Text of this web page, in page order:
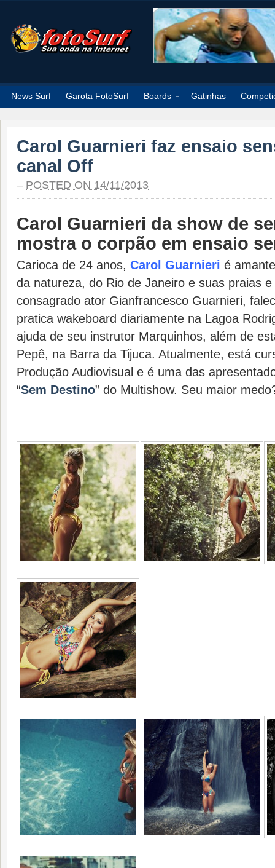
News Surf Garota FotoSurf Boards Gatinhas
Carol Guarnieri faz ensaio
canal Off
– POSTED ON 14/11/2013
Carol Guarnieri da show de
mostra o corpão em ensaio
Carioca de 24 anos, Carol Guarnieri é
da natureza, do Rio de Janeiro e suas praias
consagrado ator Gianfrancesco Guarnieri,
pratica wakeboard diariamente na Lagoa
ajuda de seu instrutor Marquinhos, além de
Pepê, na Barra da Tijuca. Atualmente, está
Produção Audiovisual e é uma das
“Sem Destino” do Multishow. Seu maior